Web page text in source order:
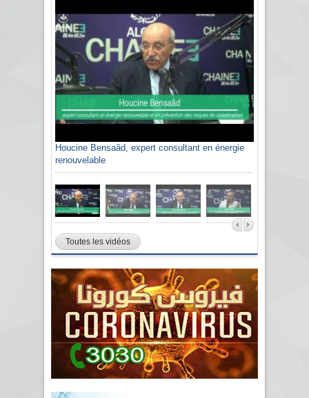
Houcine Bensaâd, expert consultant en énergie
renouvelable
Toutes les vidéos